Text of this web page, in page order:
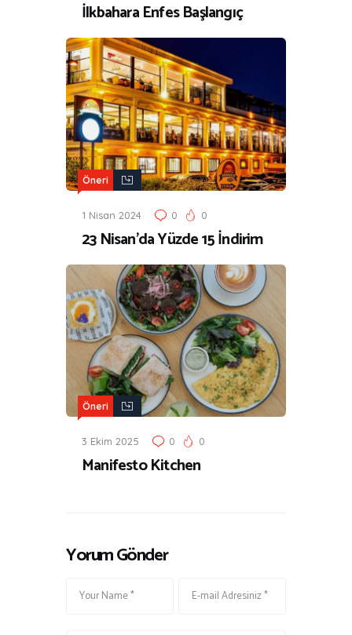
İlkbahara Enfes Başlangıç
Öneri
1 Nisan 2024 0 0
23 Nisan’da Yüzde 15 İndirim
Öneri
3 Ekim 2025 0 0
Manifesto Kitchen
Yorum Gönder